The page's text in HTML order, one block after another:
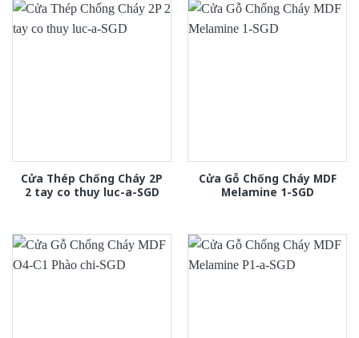
Cửa Thép Chống Cháy 2P
2 tay co thuy luc-a-SGD
Cửa Gỗ Chống Cháy MDF
Melamine 1-SGD